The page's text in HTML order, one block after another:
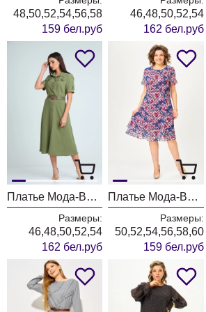
48,50,52,54,56,58
159 бел.руб
46,48,50,52,54
162 бел.руб
Платье Мода-Версаль 2298/хаки
Размеры:
46,48,50,52,54
162 бел.руб
Платье Мода-Версаль 2383 индиго
Размеры:
50,52,54,56,58,60
159 бел.руб